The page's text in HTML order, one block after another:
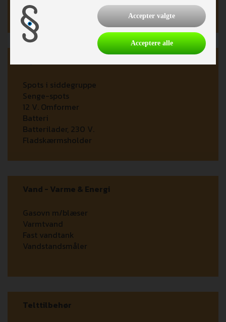
Brusebund
Spots i siddegruppe
Senge-spots
12 V. Omformer
Batteri
Batterilader, 230 V.
Fladskærmsholder
Vand - Varme & Energi
Gasovn m/blæser
Varmtvand
Fast vandtank
Vandstandsmåler
Telttilbehør
Accepter valgte
Acceptere alle